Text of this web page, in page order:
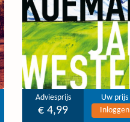
Adviesprijs
€ 4,99
Uw prijs
Inloggen